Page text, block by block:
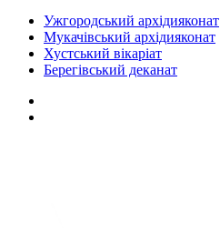
Ужгородський архідияконат
Мукачівський архідияконат
Хустський вікаріат
Берегівський деканат